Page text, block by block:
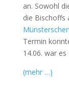
an. Sowohl
die Bischoffs
Termin
14.06. war
(mehr …)